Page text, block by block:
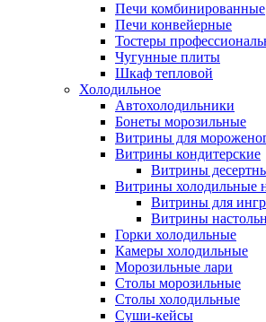
Печи комбинированные
Печи конвейерные
Тостеры
Чугунные плиты
Шкаф тепловой
Холодильное
Автохолодильники
Бонеты морозильные
Витрины для
Витрины кондитерские
Витрины
Витрины холодильные
Витрины для
Витрины
Горки холодильные
Камеры холодильные
Морозильные лари
Столы морозильные
Столы холодильные
Суши-кейсы